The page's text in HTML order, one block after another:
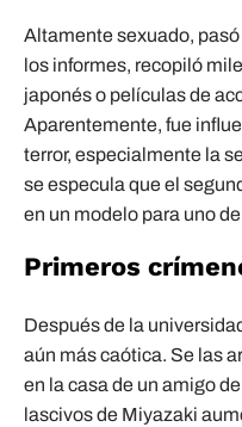
Altamente sexuado,
los informes, recopiló
japonés o películas de
Aparentemente, fue
terror, especialmente la
se especula que el
en un modelo para uno
Primeros
Después de la
aún más caótica. Se las
en la casa de un amigo
lascivos de Miyazaki